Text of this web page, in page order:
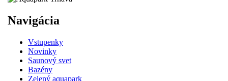
Navigácia
Vstupenky
Novinky
Saunový svet
Bazény
Zelený aquapark